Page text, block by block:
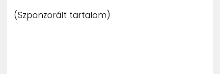
(Szponzorált tartalom)